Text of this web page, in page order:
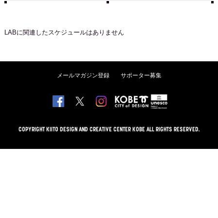
LABに関連したスケジュールはありません
メールマガジン登録 サポーター募集
COPYRIGHT KIITO DESIGN AND CREATIVE CENTER KOBE ALL RIGHTS RESERVED.